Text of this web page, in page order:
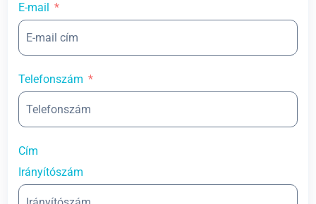
E-mail
Telefonszám
Cím
Irányítószám